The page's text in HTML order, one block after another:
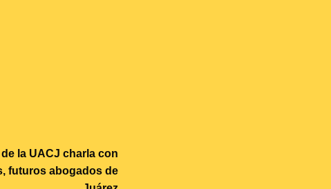
de la UACJ charla con
futuros abogados de